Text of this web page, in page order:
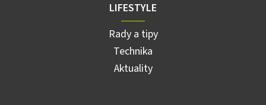
LIFESTYLE
Rady a tipy
Technika
Aktuality